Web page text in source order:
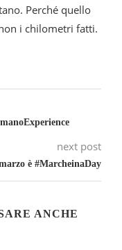
Perché quello
i chilometri fatti.
next post
è #MarcheinaDay
ANCHE